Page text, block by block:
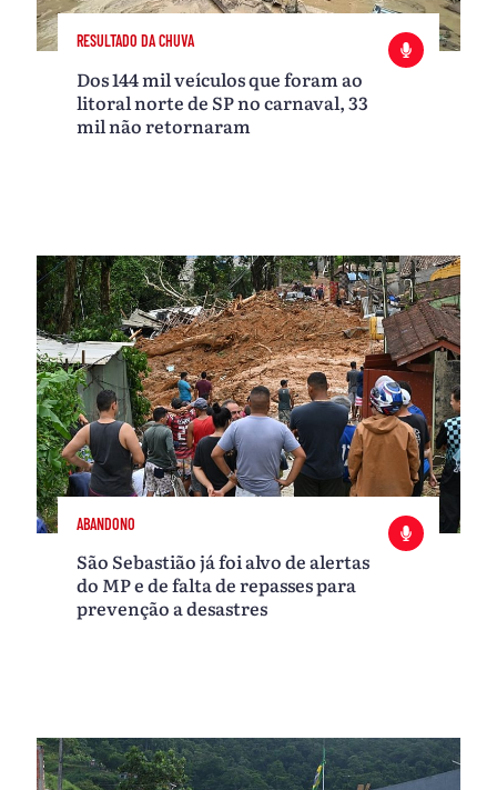
RESULTADO DA CHUVA
Dos 144 mil veículos que foram ao
litoral norte de SP no carnaval, 33
mil não retornaram
ABANDONO
São Sebastião já foi alvo de alertas
do MP e de falta de repasses para
prevenção a desastres